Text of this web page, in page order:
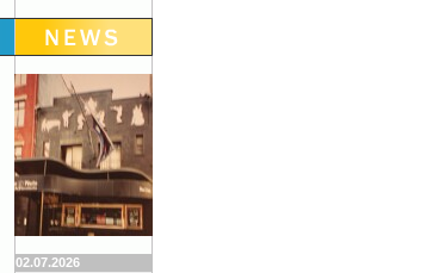
02.07.2026